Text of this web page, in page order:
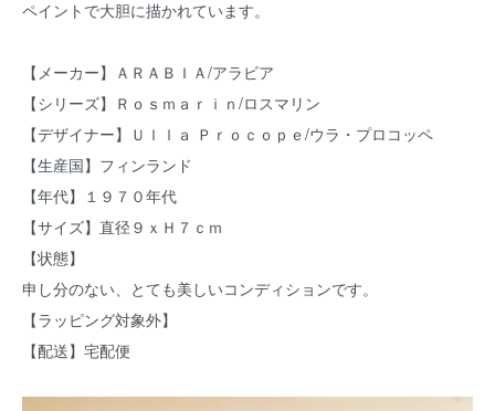
ペイントで大胆に描かれています。
【メーカー】ＡＲＡＢＩＡ/アラビア
【シリーズ】Ｒｏｓｍａｒｉｎ/ロスマリン
【デザイナー】Ｕｌｌａ Ｐｒｏｃｏｐｅ/ウラ・プロコッペ
【生産国】フィンランド
【年代】１９７０年代
【サイズ】直径９ｘＨ７ｃｍ
【状態】
申し分のない、とても美しいコンディションです。
【ラッピング対象外】
【配送】宅配便